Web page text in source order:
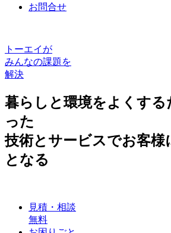
お問合せ
トーエイが
みんなの課題を
解決
暮らしと環境をよくする
った
技術とサービスでお客様
となる
見積・相談
無料